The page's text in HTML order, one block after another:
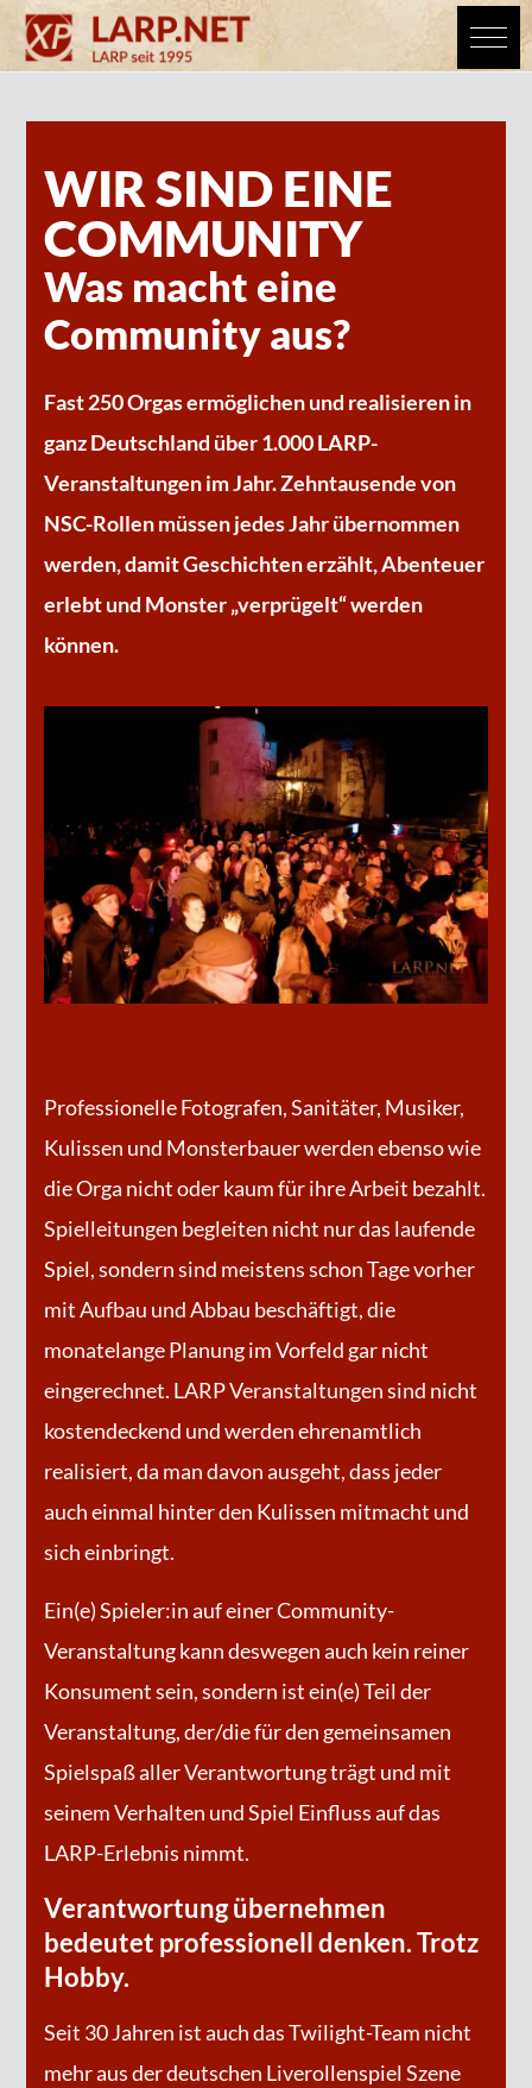
WIR SIND EINE
COMMUNITY
Was macht eine
Community aus?
Fast 250 Orgas ermöglichen und realisieren in
ganz Deutschland über 1.000 LARP-
Veranstaltungen im Jahr. Zehntausende von
NSC-Rollen müssen jedes Jahr übernommen
werden, damit Geschichten erzählt, Abenteuer
erlebt und Monster „verprügelt“ werden
können.
Professionelle Fotografen, Sanitäter, Musiker,
Kulissen und Monsterbauer werden ebenso wie
die Orga nicht oder kaum für ihre Arbeit bezahlt.
Spielleitungen begleiten nicht nur das laufende
Spiel, sondern sind meistens schon Tage vorher
mit Aufbau und Abbau beschäftigt, die
monatelange Planung im Vorfeld gar nicht
eingerechnet. LARP Veranstaltungen sind nicht
kostendeckend und werden ehrenamtlich
realisiert, da man davon ausgeht, dass jeder
auch einmal hinter den Kulissen mitmacht und
sich einbringt.
Ein(e) Spieler:in auf einer Community-
Veranstaltung kann deswegen auch kein reiner
Konsument sein, sondern ist ein(e) Teil der
Veranstaltung, der/die für den gemeinsamen
Spielspaß aller Verantwortung trägt und mit
seinem Verhalten und Spiel Einfluss auf das
LARP-Erlebnis nimmt.
Verantwortung übernehmen
bedeutet professionell denken. Trotz
Hobby.
Seit 30 Jahren ist auch das Twilight-Team nicht
mehr aus der deutschen Liverollenspiel Szene